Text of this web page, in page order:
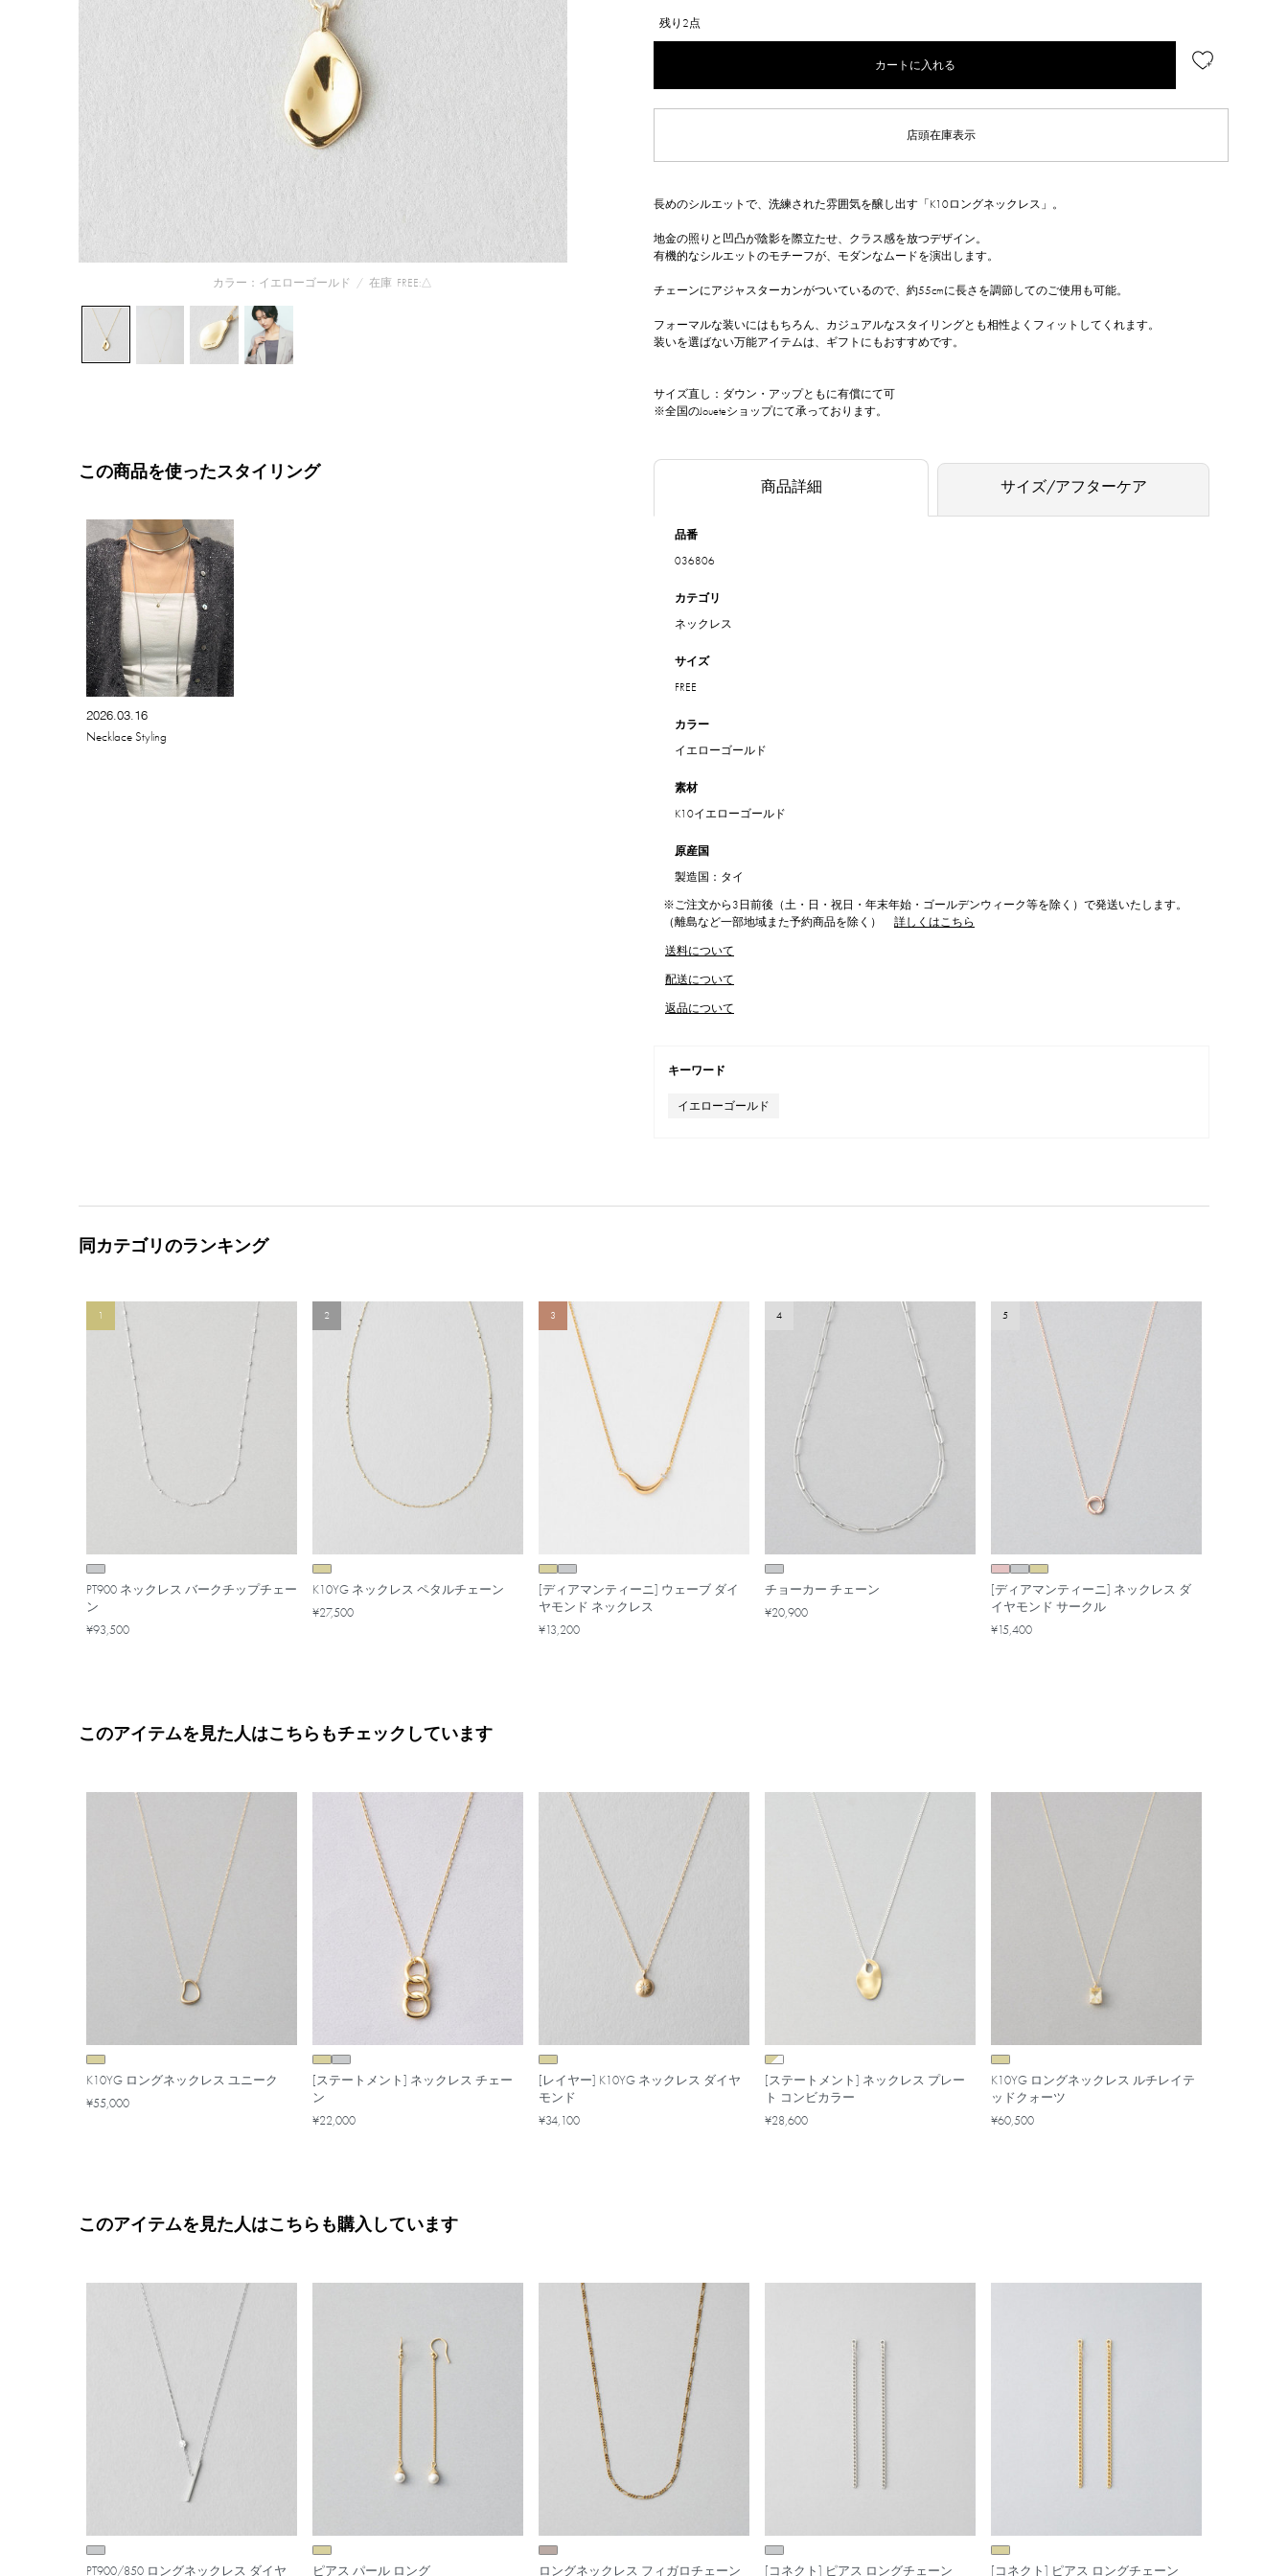
カラー：イエローゴールド / 在庫 FREE:△
この商品を使ったスタイリング
2026.03.16
Necklace Styling
残り2点
カートに入れる
店頭在庫表示
長めのシルエットで、洗練された雰囲気を醸し出す「K10ロングネックレス」。
地金の照りと凹凸が陰影を際立たせ、クラス感を放つデザイン。
有機的なシルエットのモチーフが、モダンなムードを演出します。
チェーンにアジャスターカンがついているので、約55cmに長さを調節してのご使用も可能。
フォーマルな装いにはもちろん、カジュアルなスタイリングとも相性よくフィットしてくれます。
装いを選ばない万能アイテムは、ギフトにもおすすめです。
サイズ直し：ダウン・アップともに有償にて可
※全国のJoueteショップにて承っております。
商品詳細 サイズ/アフターケア
品番
036806
カテゴリ
ネックレス
サイズ
FREE
カラー
イエローゴールド
素材
K10イエローゴールド
原産国
製造国：タイ
※ご注文から3日前後（土・日・祝日・年末年始・ゴールデンウィーク等を除く）で発送いたします。
（離島など一部地域また予約商品を除く）
詳しくはこちら
送料について
配送について
返品について
キーワード
イエローゴールド
同カテゴリのランキング
1
PT900 ネックレス バークチップチェー
ン
¥93,500
2
K10YG ネックレス ペタルチェーン
¥27,500
3
[ディアマンティーニ] ウェーブ ダイ
ヤモンド ネックレス
¥13,200
4
チョーカー チェーン
¥20,900
5
[ディアマンティーニ] ネックレス ダ
イヤモンド サークル
¥15,400
このアイテムを見た人はこちらもチェックしています
K10YG ロングネックレス ユニーク
¥55,000
[ステートメント] ネックレス チェー
ン
¥22,000
[レイヤー] K10YG ネックレス ダイヤ
モンド
¥34,100
[ステートメント] ネックレス プレー
ト コンビカラー
¥28,600
K10YG ロングネックレス ルチレイテ
ッドクォーツ
¥60,500
このアイテムを見た人はこちらも購入しています
PT900/850 ロングネックレス ダイヤ
ピアス パール ロング
ロングネックレス フィガロチェーン
[コネクト] ピアス ロングチェーン
[コネクト] ピアス ロングチェーン